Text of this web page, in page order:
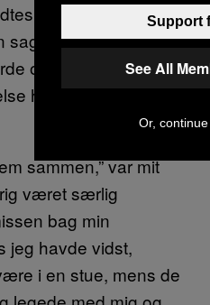
gennem hele
sagde, det var
ondt at se på. At
hver gang det
sammen,” var mit
været særlig
bag min
jeg havde vidst,
i en stue, mens de
Support
See All
Or,